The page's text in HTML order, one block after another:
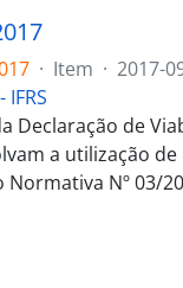
· Item · 2017-
Declaração de
a utilização
Nº 03/